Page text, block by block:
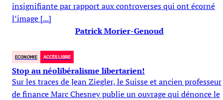
insignifiante par rapport aux controverses qui ont écorné
l’image [...]
Patrick Morier-Genoud
ECONOMIE ACCÈS LIBRE
Stop au néolibéralisme libertarien!
Sur les traces de Jean Ziegler, le Suisse et ancien professeur
de finance Marc Chesney publie un ouvrage qui dénonce le